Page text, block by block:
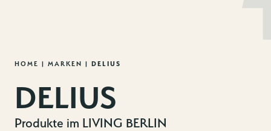
Zum
springen
HOME | MARKEN | DELIUS
DELIUS
Produkte im LIVING BERLIN